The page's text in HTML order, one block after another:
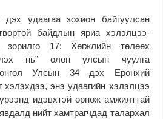
удаагаа зохион байгуулсан
байдлын яриа хэлэлцээ-
зорилго 17: Хөгжлийн төлөөх
нь” олон улсын чуулга
Улсын 34 дэх Ерөнхий
хэлэхдээ, энэ удаагийн хэлэлцээ
идэвхтэй өрнөж амжилттай
нийт хамтрагчдад талархал